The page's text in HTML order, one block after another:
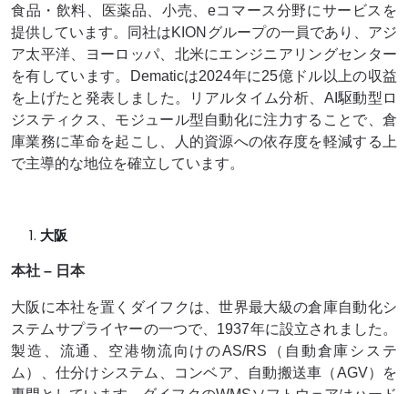
食品・飲料、医薬品、小売、eコマース分野にサービスを
提供しています。同社はKIONグループの一員であり、アジ
ア太平洋、ヨーロッパ、北米にエンジニアリングセンター
を有しています。Dematicは2024年に25億ドル以上の収益
を上げたと発表しました。リアルタイム分析、AI駆動型ロ
ジスティクス、モジュール型自動化に注力することで、倉
庫業務に革命を起こし、人的資源への依存度を軽減する上
で主導的な地位を確立しています。
大阪
本社 – 日本
大阪に本社を置くダイフクは、世界最大級の倉庫自動化シ
ステムサプライヤーの一つで、1937年に設立されました。
製造、流通、空港物流向けのAS/RS（自動倉庫システ
ム）、仕分けシステム、コンベア、自動搬送車（AGV）を